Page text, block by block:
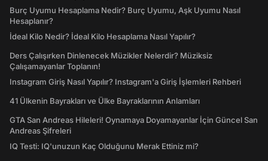
Burç Uyumu Hesaplama Nedir? Burç Uyumu, Aşk Uyumu Nasıl
Hesaplanır?
İdeal Kilo Nedir? İdeal Kilo Hesaplama Nasıl Yapılır?
Ders Çalışırken Dinlenecek Müzikler Nelerdir? Müziksiz
Çalışamayanlar Toplanın!
Instagram Giriş Nasıl Yapılır? Instagram'a Giriş İşlemleri Rehberi
41 Ülkenin Bayrakları ve Ülke Bayraklarının Anlamları
GTA San Andreas Hileleri! Oynamaya Doyamayanlar İçin Güncel San
Andreas Şifreleri
IQ Testi: IQ'unuzun Kaç Olduğunu Merak Ettiniz mi?